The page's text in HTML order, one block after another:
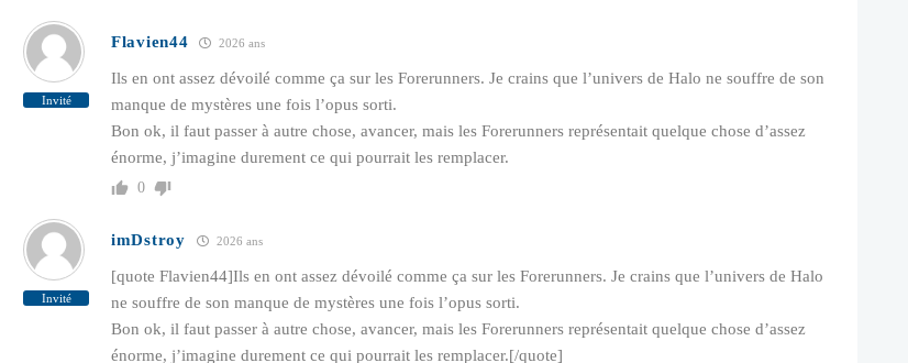
Invité
Flavien44 2026 ans
Ils en ont assez dévoilé comme ça sur les Forerunners. Je crains que l’univers de Halo ne souffre de son
manque de mystères une fois l’opus sorti.
Bon ok, il faut passer à autre chose, avancer, mais les Forerunners représentait quelque chose d’assez
énorme, j’imagine durement ce qui pourrait les remplacer.
0
Invité
imDstroy 2026 ans
[quote Flavien44]Ils en ont assez dévoilé comme ça sur les Forerunners. Je crains que l’univers de Halo
ne souffre de son manque de mystères une fois l’opus sorti.
Bon ok, il faut passer à autre chose, avancer, mais les Forerunners représentait quelque chose d’assez
énorme, j’imagine durement ce qui pourrait les remplacer.[/quote]